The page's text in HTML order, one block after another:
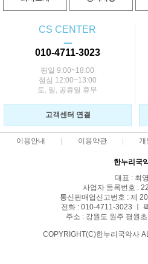
CS CENTER
ㅡ
010-4711-3023
평일 9:00~18:00
점심 12:00~13:00
토, 일, 공휴일 휴무
고객센터 연결
이용안내 이용약관 개
한누리국
대표 : 최
사업자 등록번호 :
통신판매업신고번호 : 제
전화 : 010-4711-3023 ㅣ
주소 : 강원도 원주 평원
COPYRIGHT(C)한누리국악사